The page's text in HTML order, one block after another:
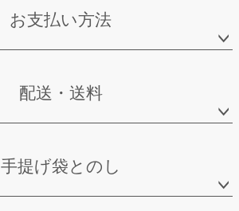
お支払い方法
配送・送料
手提げ袋とのし